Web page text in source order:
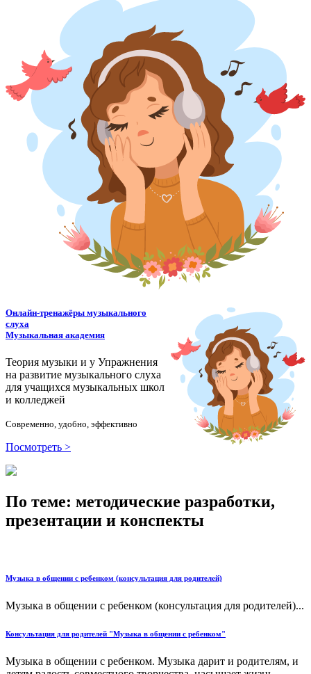
Онлайн-тренажёры музыкального
слуха
Музыкальная академия
Теория музыки и у Упражнения
на развитие музыкального слуха
для учащихся музыкальных школ
и колледжей
Современно, удобно, эффективно
Посмотреть >
По теме: методические разработки,
презентации и конспекты
Музыка в общении с ребенком (консультация для родителей)
Музыка в общении с ребенком (консультация для родителей)...
Консультация для родителей "Музыка в общении с ребенком"
Музыка в общении с ребенком. Музыка дарит и родителям, и